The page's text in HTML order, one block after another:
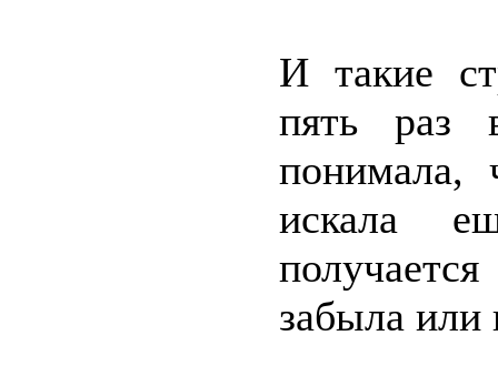
И такие
пять
понимала,
искала
забыла или